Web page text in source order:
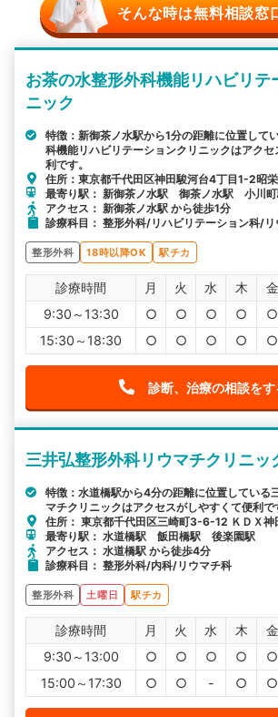
そんな時は無料相談窓
お茶の水整形外科機能リハビリテ
ニック
特徴：新御茶ノ水駅から1分の距離に位置して
科機能リハビリテーションクリニックはアク
利です。
住所：東京都千代田区神田駿河台4丁目1-2昭
最寄り駅： 新御茶ノ水駅 御茶ノ水駅 小川
アクセス： 新御茶ノ水駅 から徒歩1分
診療科目： 整形外科/リハビリテーション科/リ
整形外科 18時以降OK 駅チカ
診療時間 月 火 水 木 金
9:30～13:30
○ ○ ○ ○ ○
15:30～18:30
○ ○ ○ ○ ○
診断、治療の相談をす
三井弘整形外科リウマチクリニッ
特徴：水道橋駅から4分の距離に位置している
マチクリニックはアクセスがしやすくて便利で
住所： 東京都千代田区三崎町3-6-12 ＫＤＸ神
最寄り駅： 水道橋駅 飯田橋駅 後楽園駅
アクセス： 水道橋駅 から徒歩4分
診療科目： 整形外科/内科/リウマチ科
整形外科 土曜日 駅チカ
診療時間 月 火 水 木 金
9:30～13:00
○ ○ ○ ○ ○
15:00～17:30
○ ○ - ○ ○